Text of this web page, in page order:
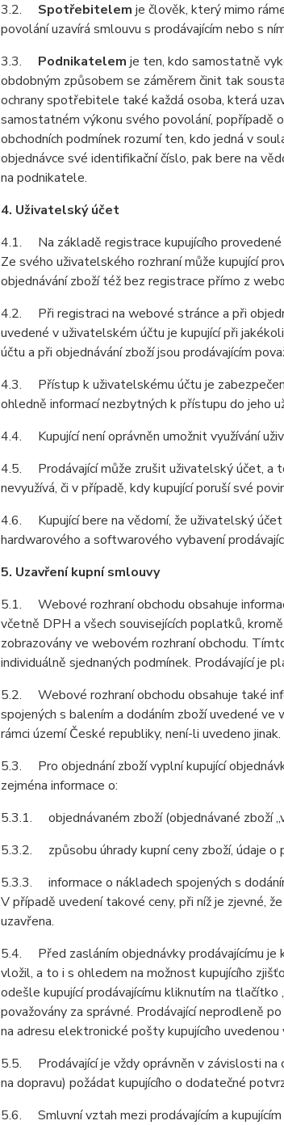
3.2. Spotřebitelem je člověk, který mimo
povolání uzavírá smlouvu s prodávajícím nebo s
3.3. Podnikatelem je ten, kdo samostatně
obdobným způsobem se záměrem činit tak
ochrany spotřebitele také každá osoba, která
samostatném výkonu svého povolání, popřípadě
obchodních podmínek rozumí ten, kdo jedná v
objednávce své identifikační číslo, pak bere na
na podnikatele.
4. Uživatelský účet
4.1. Na základě registrace kupujícího provedené
Ze svého uživatelského rozhraní může kupující
objednávání zboží též bez registrace přímo z
4.2. Při registraci na webové stránce a při
uvedené v uživatelském účtu je kupující při
účtu a při objednávání zboží jsou prodávajícím
4.3. Přístup k uživatelskému účtu je
ohledně informací nezbytných k přístupu do jeho
4.4. Kupující není oprávněn umožnit využívání
4.5. Prodávající může zrušit uživatelský účet, a
nevyužívá, či v případě, kdy kupující poruší své
4.6. Kupující bere na vědomí, že uživatelský
hardwarového a softwarového vybavení
5. Uzavření kupní smlouvy
5.1. Webové rozhraní obchodu obsahuje
včetně DPH a všech souvisejících poplatků,
zobrazovány ve webovém rozhraní obchodu.
individuálně sjednaných podmínek. Prodávající je
5.2. Webové rozhraní obchodu obsahuje také
spojených s balením a dodáním zboží uvedené
rámci území České republiky, není-li uvedeno jinak.
5.3. Pro objednání zboží vyplní kupující
zejména informace o:
5.3.1. objednávaném zboží (objednávané zboží
5.3.2. způsobu úhrady kupní ceny zboží, údaje o
5.3.3. informace o nákladech spojených s
V případě uvedení takové ceny, při níž je zjevné,
uzavřena.
5.4. Před zasláním objednávky prodávajícímu je
vložil, a to i s ohledem na možnost kupujícího
odešle kupující prodávajícímu kliknutím na tlačítko
považovány za správné. Prodávající neprodleně
na adresu elektronické pošty kupujícího uvedenou
5.5. Prodávající je vždy oprávněn v závislosti na
na dopravu) požádat kupujícího o dodatečné
5.6. Smluvní vztah mezi prodávajícím a